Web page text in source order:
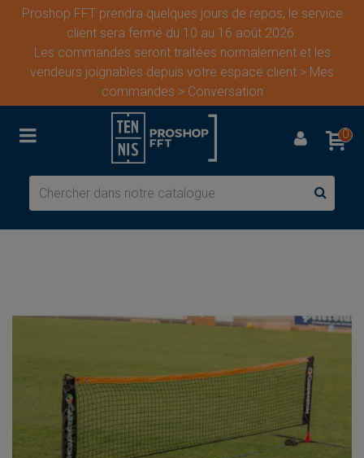
Proshop FFT prendra quelques jours de repos, le service
client sera fermé du 10 au 16 août 2026.
Les commandes seront traitées normalement et les
vendeurs joignables depuis votre espace client > Mes
commandes > Conversation
0